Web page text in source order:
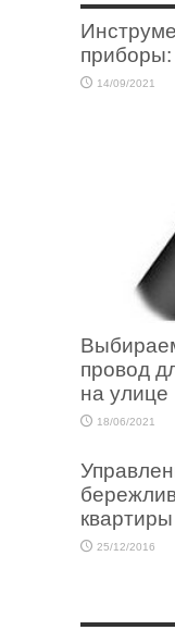
приборы:
14/09/2021
провод
на улице
18/06/2021
квартиры
25/12/2016